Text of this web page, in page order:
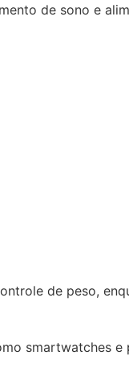
de sono e
de peso,
smartwatches